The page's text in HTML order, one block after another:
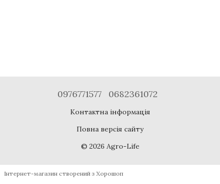
0976771577 0682361072
Контактна інформація
Повна версія сайту
© 2026 Agro-Life
Інтернет-магазин створений з Хорошоп